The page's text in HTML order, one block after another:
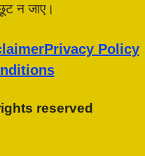
न जाए।
Privacy Policy
reserved